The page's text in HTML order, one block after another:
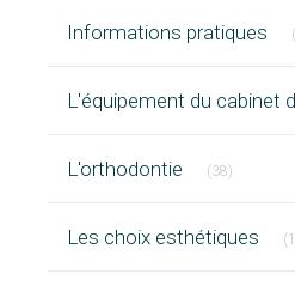
Informations pratiques
L'équipement du cabinet
L'orthodontie (38)
Les choix esthétiques